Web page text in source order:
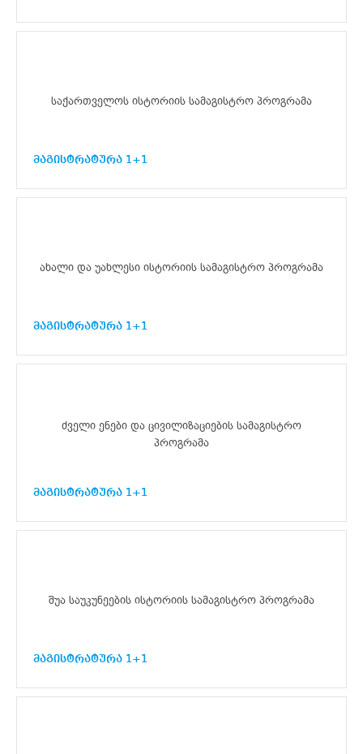
საქართველოს ისტორიის სამაგისტრო პროგრამა
მაგისტრატურა 1+1
ახალი და უახლესი ისტორიის სამაგისტრო პროგრამა
მაგისტრატურა 1+1
ძველი ენები და ცივილიზაციების სამაგისტრო
პროგრამა
მაგისტრატურა 1+1
შუა საუკუნეების ისტორიის სამაგისტრო პროგრამა
მაგისტრატურა 1+1